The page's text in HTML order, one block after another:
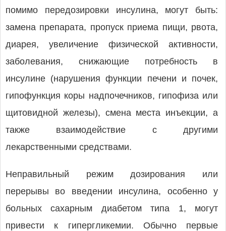
помимо передозировки инсулина, могут быть:
замена препарата, пропуск приема пищи, рвота,
диарея, увеличение физической активности,
заболевания, снижающие потребность в
инсулине (нарушения функции печени и почек,
гипофункция коры надпочечников, гипофиза или
щитовидной железы), смена места инъекции, а
также взаимодействие с другими
лекарственными средствами.
Неправильный режим дозирования или
перерывы во введении инсулина, особенно у
больных сахарным диабетом типа 1, могут
привести к гипергликемии. Обычно первые